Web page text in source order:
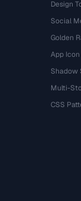
Design
Social
Golden
App
Shadow
Multi-
CSS